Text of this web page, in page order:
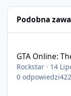
Podobna
GTA Online:
Rockstar · 14
0 odpowiedzi422